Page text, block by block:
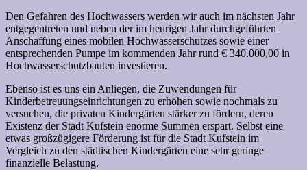
Den Gefahren des Hochwassers werden wir auch im nächsten Jahr
entgegentreten und neben der im heurigen Jahr durchgeführten
Anschaffung eines mobilen Hochwasserschutzes sowie einer
entsprechenden Pumpe im kommenden Jahr rund € 340.000,00 in
Hochwasserschutzbauten investieren.
Ebenso ist es uns ein Anliegen, die Zuwendungen für
Kinderbetreuungseinrichtungen zu erhöhen sowie nochmals zu
versuchen, die privaten Kindergärten stärker zu fördern, deren
Existenz der Stadt Kufstein enorme Summen erspart. Selbst eine
etwas großzügigere Förderung ist für die Stadt Kufstein im
Vergleich zu den städtischen Kindergärten eine sehr geringe
finanzielle Belastung.